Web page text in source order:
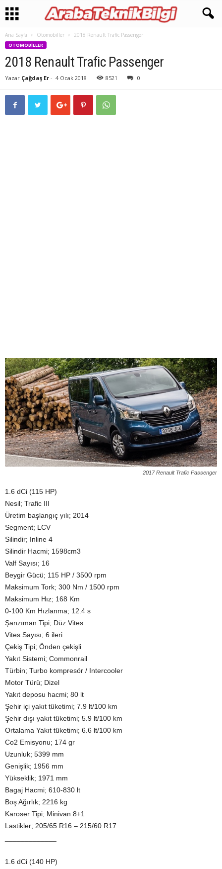
Ana Sayfa Otomobiller 2018 Renault Trafic Passenger
OTOMOBILLER
2018 Renault Trafic Passenger
Yazar Çağdaş Er - 4 Ocak 2018 8521 0
2017 Renault Trafic Passenger
1.6 dCi (115 HP)
Nesil; Trafic III
Üretim başlangıç yılı; 2014
Segment; LCV
Silindir; Inline 4
Silindir Hacmi; 1598cm3
Valf Sayısı; 16
Beygir Gücü; 115 HP / 3500 rpm
Maksimum Tork; 300 Nm / 1500 rpm
Maksimum Hız; 168 Km
0-100 Km Hızlanma; 12.4 s
Şanzıman Tipi; Düz Vites
Vites Sayısı; 6 ileri
Çekiş Tipi; Önden çekişli
Yakıt Sistemi; Commonrail
Türbin; Turbo kompresör / Intercooler
Motor Türü; Dizel
Yakıt deposu hacmi; 80 lt
Şehir içi yakıt tüketimi; 7.9 lt/100 km
Şehir dışı yakıt tüketimi; 5.9 lt/100 km
Ortalama Yakıt tüketimi; 6.6 lt/100 km
Co2 Emisyonu; 174 gr
Uzunluk; 5399 mm
Genişlik; 1956 mm
Yükseklik; 1971 mm
Bagaj Hacmi; 610-830 lt
Boş Ağırlık; 2216 kg
Karoser Tipi; Minivan 8+1
Lastikler; 205/65 R16 – 215/60 R17
1.6 dCi (140 HP)